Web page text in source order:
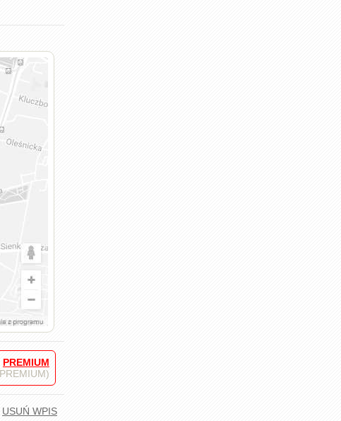
PREMIUM
USUŃ WPIS